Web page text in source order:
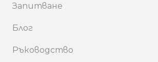
Запитване
Блог
Ръководство